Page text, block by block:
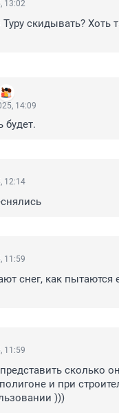
13:02
скидывать? Хоть
14:09
будет.
12:14
11:59
снег, как пытаются
11:59
сколько
и при
)))